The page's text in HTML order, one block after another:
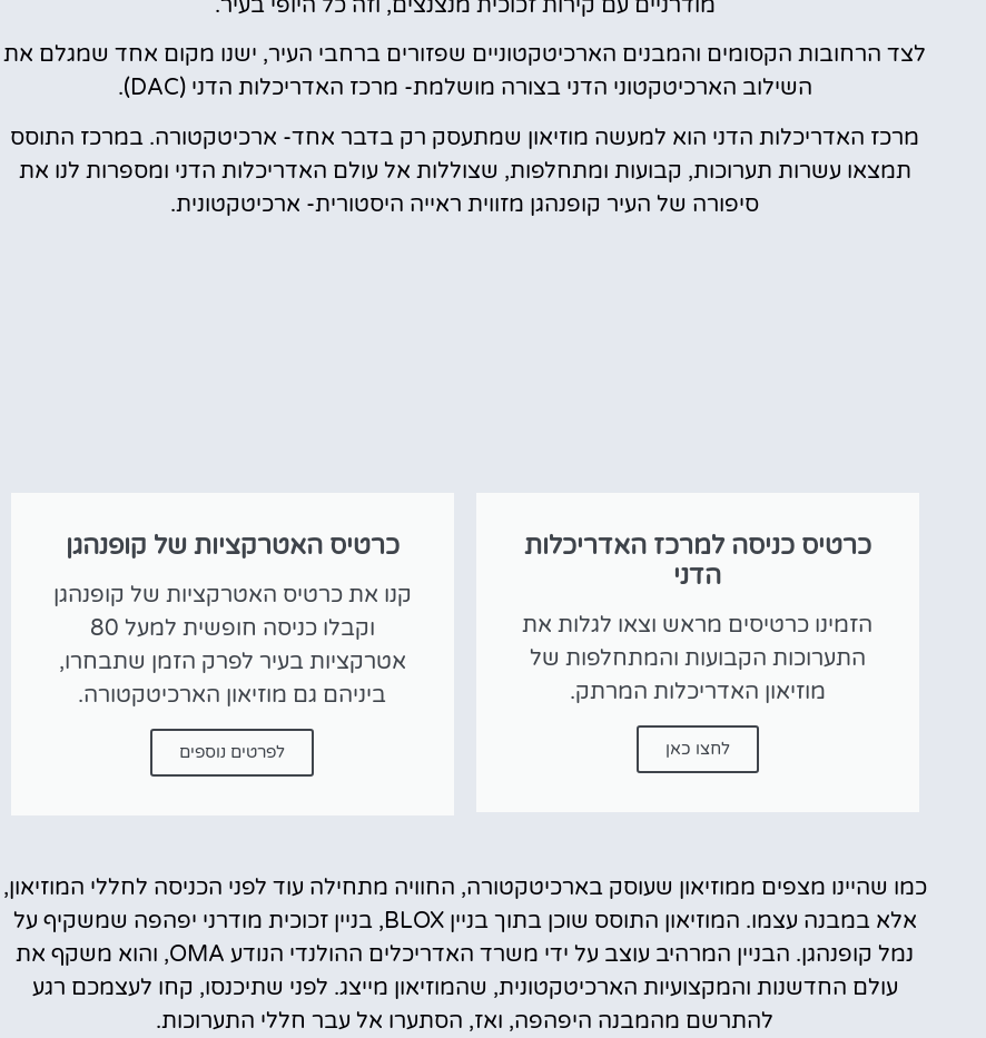
לצד הרחובות הקסומים והמבנים הארכיטקטוניים שפזורים ברחבי העיר, ישנו מקום אחד שמגלם את
השילוב הארכיטקטוני הדני בצורה מושלמת- מרכז האדריכלות הדני (DAC).
מרכז האדריכלות הדני הוא למעשה מוזיאון שמתעסק רק בדבר אחד- ארכיטקטורה. במרכז התוסס
תמצאו עשרות תערוכות, קבועות ומתחלפות, שצוללות אל עולם האדריכלות הדני ומספרות לנו את
סיפורה של העיר קופנהגן מזווית ראייה היסטורית- ארכיטקטונית.
כרטיס כניסה למרכז האדריכלות
הדני
הזמינו כרטיסים מראש וצאו לגלות את
התערוכות הקבועות והמתחלפות של
מוזיאון האדריכלות המרתק.
לחצו כאן
כרטיס האטרקציות של קופנהגן
קנו את כרטיס האטרקציות של קופנהגן
וקבלו כניסה חופשית למעל 80
אטרקציות בעיר לפרק הזמן שתבחרו,
ביניהם גם מוזיאון הארכיטקטורה.
לפרטים נוספים
כמו שהיינו מצפים ממוזיאון שעוסק בארכיטקטורה, החוויה מתחילה עוד לפני הכניסה לחללי המוזיאון,
אלא במבנה עצמו. המוזיאון התוסס שוכן בתוך בניין BLOX, בניין זכוכית מודרני יפהפה שמשקיף על
נמל קופנהגן. הבניין המרהיב עוצב על ידי משרד האדריכלים ההולנדי הנודע OMA, והוא משקף את
עולם החדשנות והמקצועיות הארכיטקטונית, שהמוזיאון מייצג. לפני שתיכנסו, קחו לעצמכם רגע
להתרשם מהמבנה היפהפה, ואז, הסתערו אל עבר חללי התערוכות.